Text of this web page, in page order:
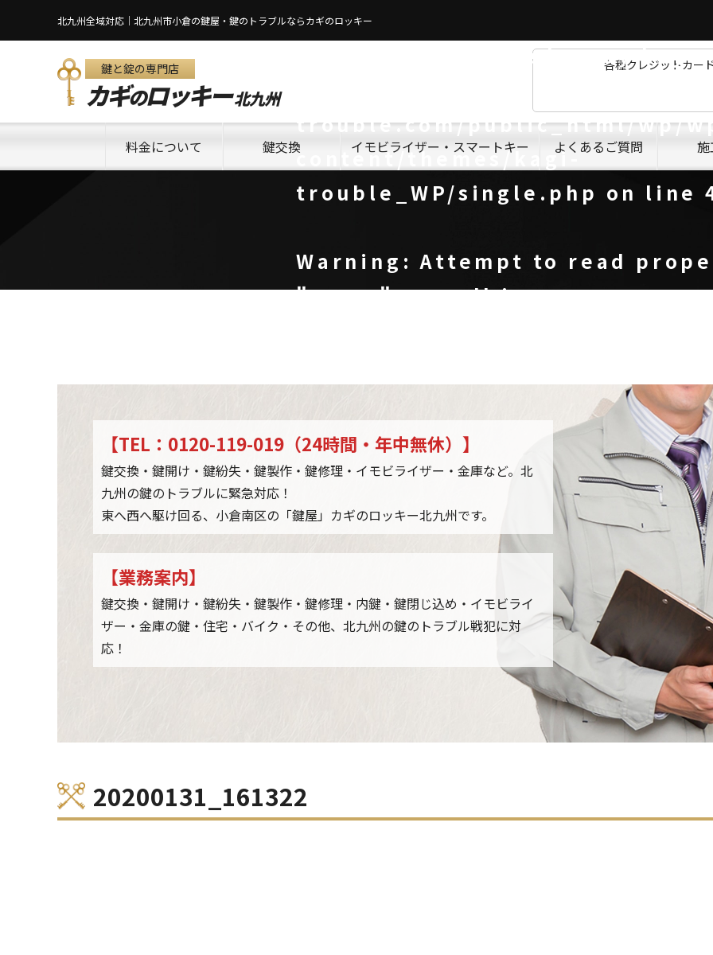
北九州全域対応｜北九州市小倉の鍵屋・鍵のトラブルならカギのロッキー
鍵と錠の専門店
カギのロッキー北九州
各種クレジットカー
料金について 鍵交換 イモビライザー・スマートキー よくあるご質問
: Undefined array key
trouble.com/public_html/wp/
content/themes/kagi-
trouble_WP/single.php on line
Warning : Attempt to read
"name" on null in
trouble_WP/single.php on line
【TEL：0120-119-019（24時間・年中無休）】
鍵交換・鍵開け・鍵紛失・鍵製作・鍵修理・イモビライザー・金庫など。北
九州の鍵のトラブルに緊急対応！
東へ西へ駆け回る、小倉南区の「鍵屋」カギのロッキー北九州です。
【業務案内】
鍵交換・鍵開け・鍵紛失・鍵製作・鍵修理・内鍵・鍵閉じ込め・イモビライ
ザー・金庫の鍵・住宅・バイク・その他、北九州の鍵のトラブル戦犯に対
応！
20200131_161322